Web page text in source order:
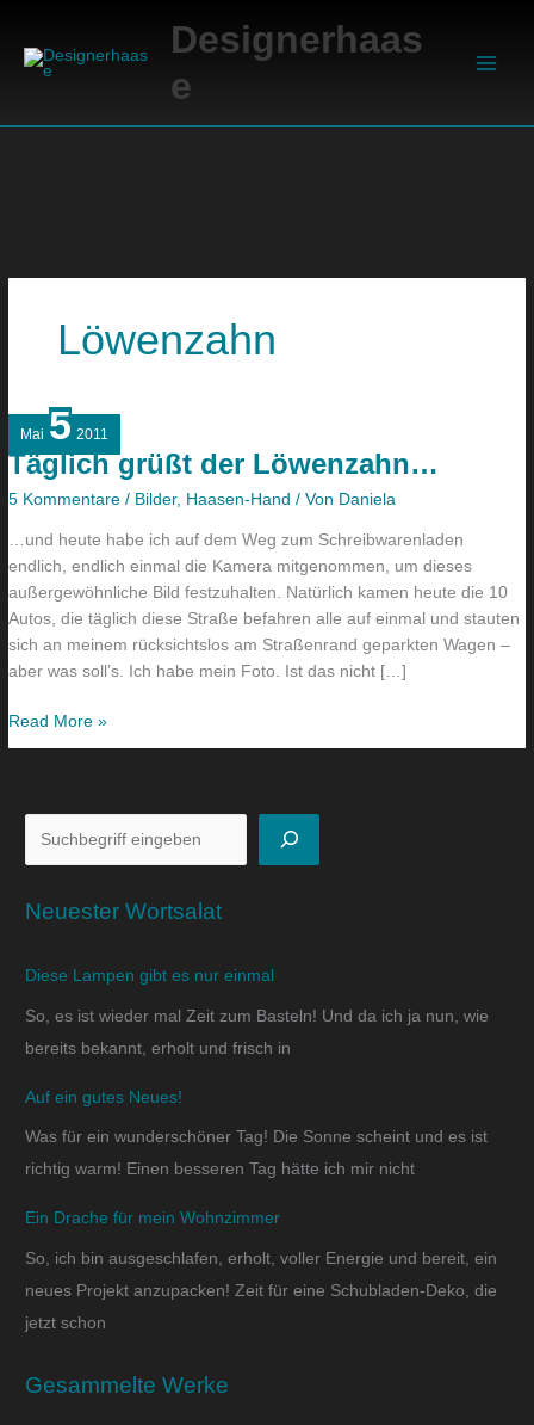
springen
Designerhaas
e
Löwenzahn
Mai 5 2011
Täglich grüßt der Löwenzahn…
5 Kommentare / Bilder, Haasen-Hand / Von Daniela
…und heute habe ich auf dem Weg zum Schreibwarenladen
endlich, endlich einmal die Kamera mitgenommen, um dieses
außergewöhnliche Bild festzuhalten. Natürlich kamen heute die 10
Autos, die täglich diese Straße befahren alle auf einmal und stauten
sich an meinem rücksichtslos am Straßenrand geparkten Wagen –
aber was soll’s. Ich habe mein Foto. Ist das nicht […]
Täglich
grüßt
der
Löwenzahn…
Read More »
Neuester Wortsalat
Diese Lampen gibt es nur einmal
So, es ist wieder mal Zeit zum Basteln! Und da ich ja nun, wie
bereits bekannt, erholt und frisch in
Auf ein gutes Neues!
Was für ein wunderschöner Tag! Die Sonne scheint und es ist
richtig warm! Einen besseren Tag hätte ich mir nicht
Ein Drache für mein Wohnzimmer
So, ich bin ausgeschlafen, erholt, voller Energie und bereit, ein
neues Projekt anzupacken! Zeit für eine Schubladen-Deko, die
jetzt schon
Gesammelte Werke